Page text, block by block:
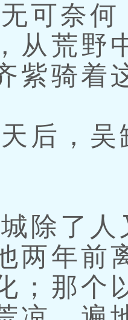
可奈何
从荒野
紫骑着
后，吴
除了人
两年前
；那个